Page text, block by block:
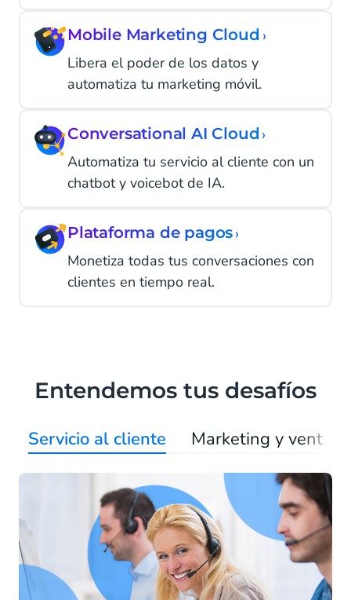
Mobile Marketing Cloud ›
Libera el poder de los datos y
automatiza tu marketing móvil.
Conversational AI Cloud ›
Automatiza tu servicio al cliente con un
chatbot y voicebot de IA.
Plataforma de pagos›
Monetiza todas tus conversaciones con
clientes en tiempo real.
Entendemos tus desafíos
Servicio al cliente Marketing y ventas